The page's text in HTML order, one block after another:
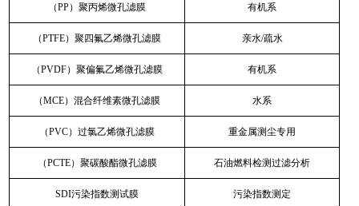
（PP）聚丙烯微孔滤膜 有机系
（PTFE）聚四氟乙烯微孔滤膜 亲水/疏水
（PVDF）聚偏氟乙烯微孔滤膜 有机系
（MCE）混合纤维素微孔滤膜 水系
（PVC）过氯乙烯微孔滤膜 重金属测尘专用
（PCTE）聚碳酸酯微孔滤膜 石油燃料检测过滤分析
SDI污染指数测试膜 污染指数测定